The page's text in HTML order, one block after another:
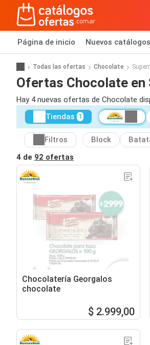
Página de inicio Nuevos catálogos
Todas las ofertas Chocolate
Ofertas Chocolate en
Hay 4 nuevas ofertas de Chocolate
Tiendas 1
Filtros Block
4 de 92 ofertas
Chocolatería Georgalos
chocolate
$ 2.999,00